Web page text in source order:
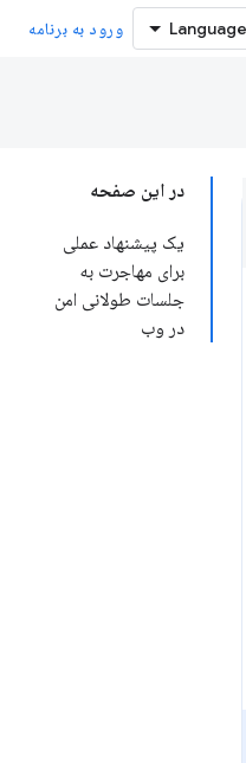
ورود به برنامه
در این صفحه
یک پیشنهاد عملی
برای مهاجرت به
جلسات طولانی امن
در وب